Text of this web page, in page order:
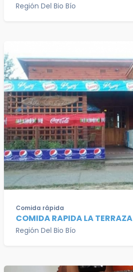
Región Del Bio Bío
Comida rápida
COMIDA RAPIDA LA TERRAZA
Región Del Bio Bío